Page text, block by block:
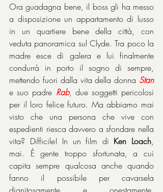
Ora guadagna bene, il boss gli ha messo
a disposizione un appartamento di lusso
in un quartiere bene della città, con
veduta panoramica sul Clyde. Tra poco la
madre esce di galera e lui finalmente
condurrà in porto il sogno di sempre,
mettendo fuori dalla vita della donna Stan
e suo padre Rab, due soggetti pericolosi
per il loro felice futuro. Ma abbiamo mai
visto che una persona che vive con
espedienti riesca davvero a sfondare nella
vita? Difficile! In un film di Ken Loach,
mai. È gente troppo sfortunata, a cui
capita sempre qualcosa anche quando
fanno il possibile per cavarsela
dignitosamente e onestamente.